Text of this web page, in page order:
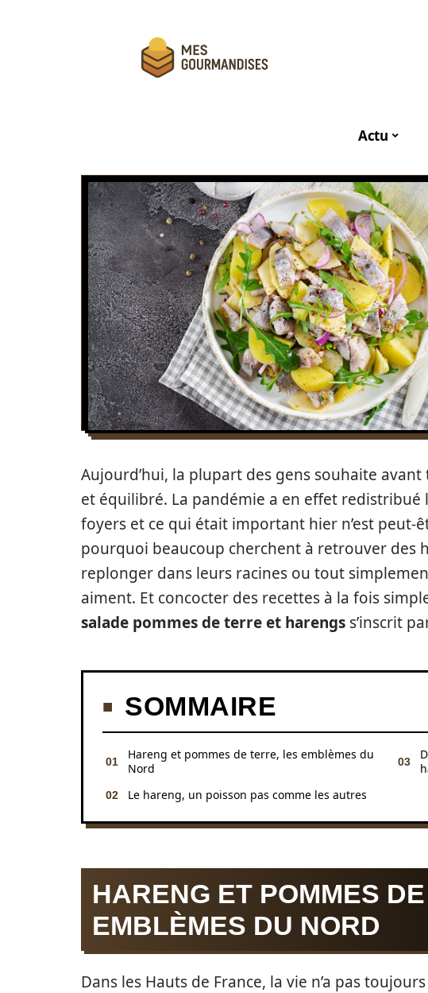
Actu
Aujourd’hui, la plupart des gens souhaite
et équilibré. La pandémie a en effet
foyers et ce qui était important hier n’est peut-
pourquoi beaucoup cherchent à retrouver des
replonger dans leurs racines ou tout
aiment. Et concocter des recettes à la fois
salade pommes de terre et harengs s’inscrit
SOMMAIRE
Hareng et pommes de terre, les emblèmes du
Nord
Le hareng, un poisson pas comme les autres
HARENG ET POMMES
EMBLÈMES DU NORD
Dans les Hauts de France, la vie n’a pas